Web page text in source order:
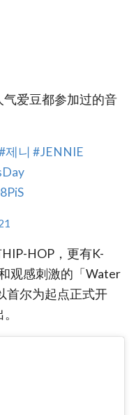
气爱豆都参加过的音
제니 #JENNIE
HOP，更有K-
观感刺激的「Water
首尔为起点正式开